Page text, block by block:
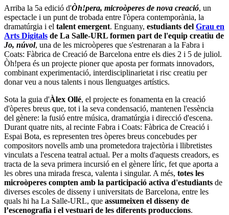
Arriba la 5a edició d'Òh!pera, microòperes de nova creació, un
espectacle i un punt de trobada entre l'òpera contemporània, la
dramatúrgia i el talent emergent. Enguany, estudiants del Grau en
Arts Digitals de La Salle-URL formen part de l'equip creatiu de
Jo, núvol, una de les microòperes que s'estrenaran a la Fabra i
Coats: Fàbrica de Creació de Barcelona entre els dies 2 i 5 de juliol.
Òh!pera és un projecte pioner que aposta per formats innovadors,
combinant experimentació, interdisciplinarietat i risc creatiu per
donar veu a nous talents i nous llenguatges artístics.
Sota la guia d'Àlex Ollé, el projecte es fonamenta en la creació
d'òperes breus que, tot i la seva condensació, mantenen l'essència
del gènere: la fusió entre música, dramatúrgia i direcció d'escena.
Durant quatre nits, al recinte Fabra i Coats: Fàbrica de Creació i
Espai Bota, es representen tres òperes breus concebudes per
compositors novells amb una prometedora trajectòria i llibretistes
vinculats a l'escena teatral actual. Per a molts d'aquests creadors, es
tracta de la seva primera incursió en el gènere líric, fet que aporta a
les obres una mirada fresca, valenta i singular. A més, totes les
microòperes compten amb la participació activa d'estudiants de
diverses escoles de disseny i universitats de Barcelona, entre les
quals hi ha La Salle-URL, que assumeixen el disseny de
l’escenografia i el vestuari de les diferents produccions.